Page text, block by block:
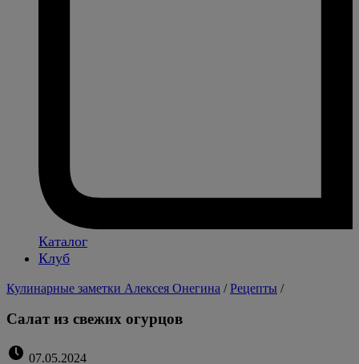
Каталог
Клуб
Кулинарные заметки Алексея Онегина /Рецепты /
Салат из свежих огурцов
07.05.2024